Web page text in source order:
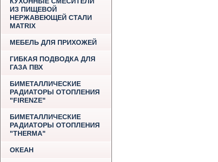
ИЗ ПИЩЕВОЙ
НЕРЖАВЕЮЩЕЙ СТАЛИ
MATRIX
МЕБЕЛЬ ДЛЯ ПРИХОЖЕЙ
ГИБКАЯ ПОДВОДКА ДЛЯ
ГАЗА ПВХ
БИМЕТАЛЛИЧЕСКИЕ
РАДИАТОРЫ ОТОПЛЕНИЯ
"FIRENZE"
БИМЕТАЛЛИЧЕСКИЕ
РАДИАТОРЫ ОТОПЛЕНИЯ
"THERMA"
ОКЕАН